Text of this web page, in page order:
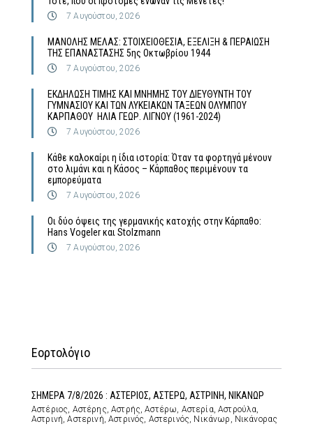
7 Αυγούστου, 2026
MΑΝΟΛΗΣ ΜΕΛΑΣ: ΣΤΟΙΧΕΙΟΘΕΣΙΑ, ΕΞΕΛΙΞΗ & ΠΕΡΑΙΩΣΗ
ΤΗΣ ΕΠΑΝΑΣΤΑΣΗΣ 5ης Οκτωβρίου 1944
7 Αυγούστου, 2026
ΕΚΔΗΛΩΣΗ ΤΙΜΗΣ ΚΑΙ ΜΝΗΜΗΣ ΤΟΥ ΔΙΕΥΘΥΝΤΗ ΤΟΥ
ΓΥΜΝΑΣΙΟΥ ΚΑΙ ΤΩΝ ΛΥΚΕΙΑΚΩΝ ΤΑΞΕΩΝ ΟΛΥΜΠΟΥ
ΚΑΡΠΑΘΟΥ ΗΛΙΑ ΓΕΩΡ. ΛΙΓΝΟΥ (1961-2024)
7 Αυγούστου, 2026
Κάθε καλοκαίρι η ίδια ιστορία: Όταν τα φορτηγά μένουν
στο λιμάνι και η Κάσος – Κάρπαθος περιμένουν τα
εμπορεύματα
7 Αυγούστου, 2026
Οι δύο όψεις της γερμανικής κατοχής στην Κάρπαθο:
Hans Vogeler και Stolzmann
7 Αυγούστου, 2026
Εορτολόγιο
ΣΗΜΕΡΑ 7/8/2026 : ΑΣΤΕΡΙΟΣ, ΑΣΤΕΡΩ, ΑΣΤΡΙΝΗ, ΝΙΚΑΝΩΡ
Αστέριος, Αστέρης, Αστρής, Αστέρω, Αστερία, Αστρούλα,
Αστρινή, Αστερινή, Αστρινός, Αστερινός, Νικάνωρ, Νικάνορας